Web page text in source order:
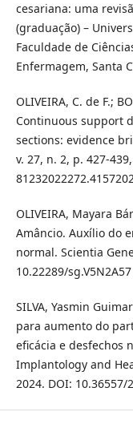
cesariana: uma
(graduação) –
Faculdade de
Enfermagem, Santa
OLIVEIRA, C. de F.;
Continuous support
sections: evidence
v. 27, n. 2, p. 427-
OLIVEIRA, Mayara
Amâncio. Auxílio do
normal. Scientia
10.22289/sg.V5N2A57
SILVA, Yasmin
para aumento do
eficácia e desfechos
Implantology and
2024. DOI: 10.36557/